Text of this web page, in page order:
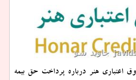
اعتباری هنر درباره پرداخت حق بیمه